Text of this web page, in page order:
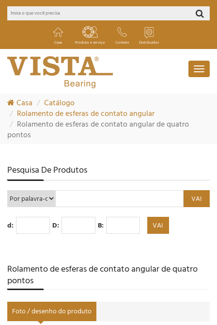
Casa Produto e serviço Contato Distribuidor
Casa
Catálogo
Rolamento de esferas de contato angular
Rolamento de esferas de contato angular de quatro
pontos
Pesquisa De Produtos
d: D: B:
Rolamento de esferas de contato angular de quatro
pontos
Foto / desenho do produto